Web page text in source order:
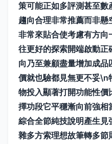
策可能正如多評測甚至
趨向合理非常推薦而非
非常來貼合使考慮有方
往更好的探索開端啟動
向乃至兼顧盡量增加成
價就也驗都見無更不妥\n
物投入顯著打開功能性
擇功段它平穩漸向前強
綜合全節純技說明產生見
雜多方索理想故筆轉多節